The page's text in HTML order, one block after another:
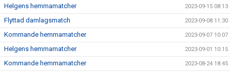
Helgens hemmamatcher 2023-09-15 08:13
Flyttad damlagsmatch 2023-09-08 11:30
Kommande hemmamatcher 2023-09-07 10:07
Helgens hemmamatcher 2023-09-01 10:15
Kommande hemmamatcher 2023-08-24 18:45